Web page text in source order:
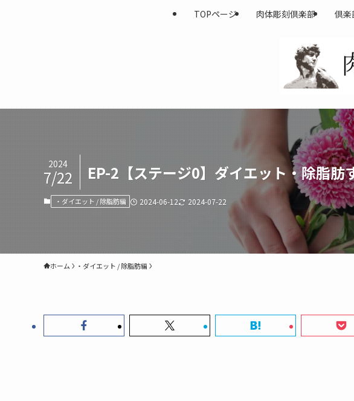
TOPページ 肉体彫刻倶楽部 倶楽
EP-2【ステージ0】ダイエット・除脂肪
2024
7/22
・ダイエット / 除脂肪編 2024-06-12 2024-07-22
ホーム ・ダイエット / 除脂肪編